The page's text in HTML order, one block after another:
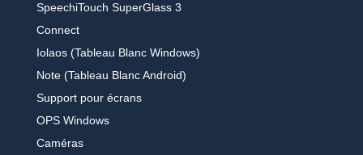
SpeechiTouch SuperGlass 3
Connect
Iolaos (Tableau Blanc Windows)
Note (Tableau Blanc Android)
Support pour écrans
OPS Windows
Caméras